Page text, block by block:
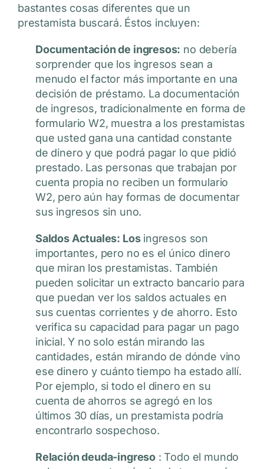
bastantes cosas diferentes que un
prestamista buscará. Éstos incluyen:
Documentación de ingresos: no debería
sorprender que los ingresos sean a
menudo el factor más importante en una
decisión de préstamo. La documentación
de ingresos, tradicionalmente en forma de
formulario W2, muestra a los prestamistas
que usted gana una cantidad constante
de dinero y que podrá pagar lo que pidió
prestado. Las personas que trabajan por
cuenta propia no reciben un formulario
W2, pero aún hay formas de documentar
sus ingresos sin uno.
Saldos Actuales: Losingresos son
importantes, pero no es el único dinero
que miran los prestamistas. También
pueden solicitar un extracto bancario para
que puedan ver los saldos actuales en
sus cuentas corrientes y de ahorro. Esto
verifica su capacidad para pagar un pago
inicial. Y no solo están mirando las
cantidades, están mirando de dónde vino
ese dinero y cuánto tiempo ha estado allí.
Por ejemplo, si todo el dinero en su
cuenta de ahorros se agregó en los
últimos 30 días, un prestamista podría
encontrarlo sospechoso.
Relación deuda-ingreso : Todo el mundo